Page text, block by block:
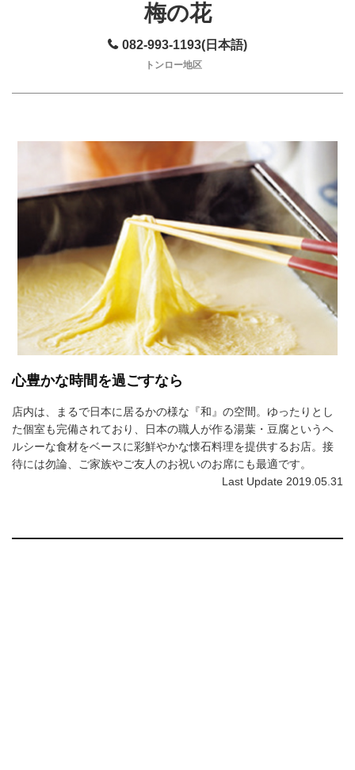
梅の花
082-993-1193(日本語)
トンロー地区
心豊かな時間を過ごすなら
店内は、まるで日本に居るかの様な『和』の空間。ゆったりとし
た個室も完備されており、日本の職人が作る湯葉・豆腐というヘ
ルシーな食材をベースに彩鮮やかな懐石料理を提供するお店。接
待には勿論、ご家族やご友人のお祝いのお席にも最適です。
Last Update 2019.05.31